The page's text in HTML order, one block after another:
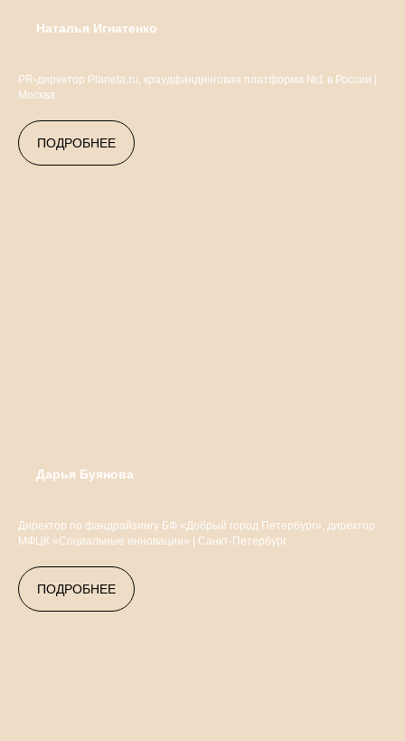
Наталья Игнатенко
PR-директор Planeta.ru, краудфандинговая платформа №1 в России |
Москва
ПОДРОБНЕЕ
Дарья Буянова
Директор по фандрайзингу БФ «Добрый город Петербург», директор
МФЦК «Социальные инновации» | Санкт-Петербург
ПОДРОБНЕЕ